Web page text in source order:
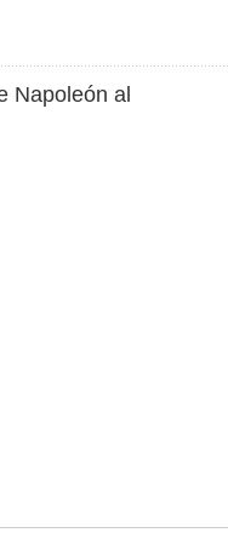
Napoleón al